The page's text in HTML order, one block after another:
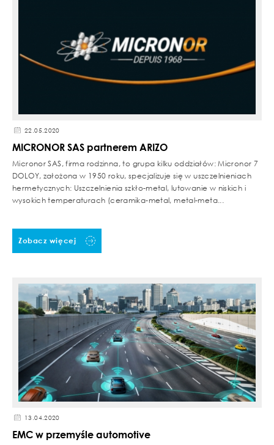
22.05.2020
MICRONOR SAS partnerem ARIZO
Micronor SAS, firma rodzinna, to grupa kilku oddziałów: Micronor 7
DOLOY, założona w 1950 roku, specjalizuje się w uszczelnieniach
hermetycznych: Uszczelnienia szkło-metal, lutowanie w niskich i
wysokich temperaturach (ceramika-metal, metal-meta...
Zobacz więcej
13.04.2020
EMC w przemyśle automotive